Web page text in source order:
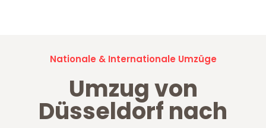
Nationale & Internationale Umzüge
Umzug von
Düsseldorf nach